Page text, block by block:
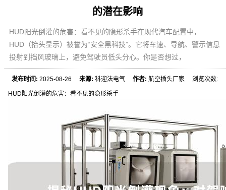
的潜在影响
HUD阳光倒灌的危害：看不见的隐形杀手在现代汽车配置中，
HUD（抬头显示）被誉为“安全黑科技”。它将车速、导航、警示信息
投射到挡风玻璃上，避免驾驶员低头分心。你是否想过，
发布时间: 2025-08-26来源: 科迎法电气作者: 航空插头厂家 浏览次数:
HUD阳光倒灌的危害：看不见的隐形杀手